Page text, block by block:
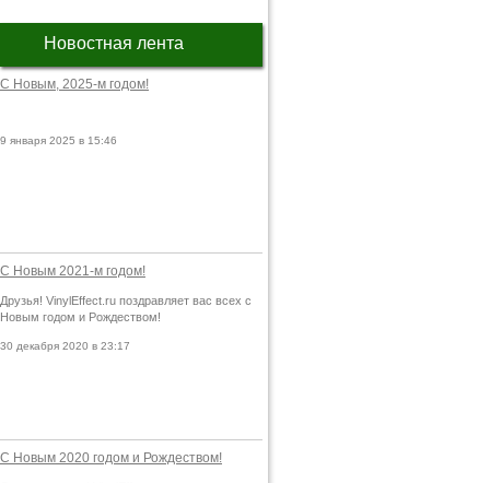
Новостная лента
С Новым, 2025-м годом!
9 января 2025 в 15:46
С Новым 2021-м годом!
Друзья! VinylEffect.ru поздравляет вас всех с
Новым годом и Рождеством!
30 декабря 2020 в 23:17
С Новым 2020 годом и Рождеством!